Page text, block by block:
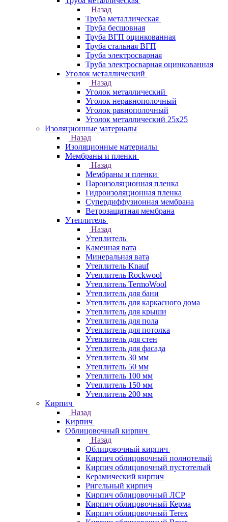
Назад
Труба металлическая
Труба бесшовная
Труба ВГП оцинкованная
Труба стальная ВГП
Труба электросварная
Труба электросварная оцинкованная
Уголок металлический
Назад
Уголок металлический
Уголок неравнополочный
Уголок равнополочный
Уголок металлический 25х25
Изоляционные материалы
Назад
Изоляционные материалы
Мембраны и пленки
Назад
Мембраны и пленки
Пароизоляционная пленка
Гидроизоляционная пленка
Супердиффузионная мембрана
Ветрозащитная мембрана
Утеплитель
Назад
Утеплитель
Каменная вата
Минеральная вата
Утеплитель Knauf
Утеплитель Rockwool
Утеплитель TermoWool
Утеплитель для бани
Утеплитель для каркасного дома
Утеплитель для крыши
Утеплитель для пола
Утеплитель для потолка
Утеплитель для стен
Утеплитель для фасада
Утеплитель 30 мм
Утеплитель 50 мм
Утеплитель 100 мм
Утеплитель 150 мм
Утеплитель 200 мм
Кирпич
Назад
Кирпич
Облицовочный кирпич
Назад
Облицовочный кирпич
Кирпич облицовочный полнотелый
Кирпич облицовочный пустотелый
Керамический кирпич
Ригельный кирпич
Кирпич облицовочный ЛСР
Кирпич облицовочный Керма
Кирпич облицовочный Terex